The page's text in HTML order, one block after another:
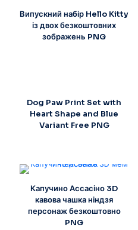
Випускний набір Hello Kitty
із двох безкоштовних
зображень PNG
Dog Paw Print Set with
Heart Shape and Blue
Variant Free PNG
Капучино Ассасіно 3D
кавова чашка ніндзя
персонаж безкоштовно
PNG